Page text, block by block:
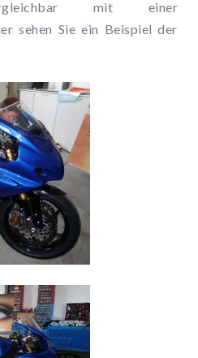
mit einer
sehen Sie ein Beispiel der